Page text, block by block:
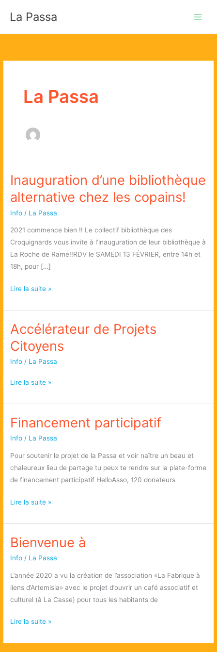
La Passa
La Passa
Inauguration d’une bibliothèque
alternative chez les copains!
Info / La Passa
2021 commence bien !! Le collectif bibliothèque des
Croquignards vous invite à l’inauguration de leur bibliothèque à
La Roche de Rame!!RDV le SAMEDI 13 FÉVRIER, entre 14h et
18h, pour […]
Inauguration
bibliothèque
alternative
chez
les
copains!
Lire la suite »
Accélérateur de Projets
Citoyens
Info / La Passa
Accélérateur
Projets
Citoyens
Lire la suite »
Financement participatif
Info / La Passa
Pour soutenir le projet de la Passa et voir naître un beau et
chaleureux lieu de partage tu peux te rendre sur la plate-forme
de financement participatif HelloAsso, 120 donateurs
Financement
Lire la suite »
Bienvenue à
Info / La Passa
L’année 2020 a vu la création de l’association «La Fabrique à
liens d’Artemisia» avec le projet d’ouvrir un café associatif et
culturel (à La Casse) pour tous les habitants de
Bienvenue
Lire la suite »